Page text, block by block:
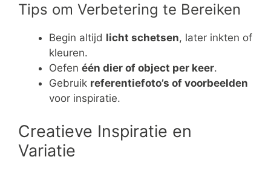
Tips om Verbetering te Bereiken
Begin altijd licht schetsen, later inkten of
kleuren.
Oefen één dier of object per keer.
Gebruik referentiefoto’s of voorbeelden
voor inspiratie.
Creatieve Inspiratie en
Variatie